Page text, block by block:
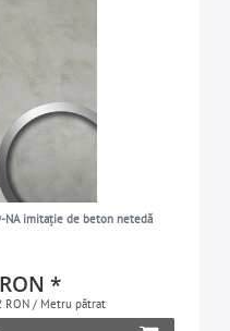
NA imitație de beton netedă
*
RON / Metru pătrat